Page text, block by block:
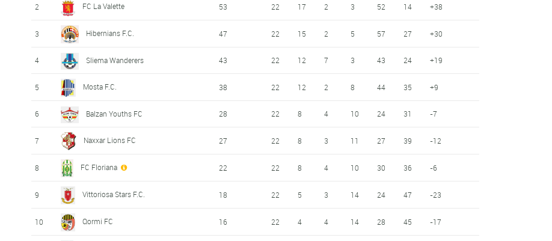
2 FC La Valette 53 22 17 2 3 52 14 +38
3 Hibernians F.C. 47 22 15 2 5 57 27 +30
4 Sliema Wanderers 43 22 12 7 3 43 24 +19
5 Mosta F.C. 38 22 12 2 8 44 35 +9
6 Balzan Youths FC 28 22 8 4 10 24 31 -7
7 Naxxar Lions FC 27 22 8 3 11 27 39 -12
8 FC Floriana 22 22 8 4 10 30 36 -6
9 Vittoriosa Stars F.C. 18 22 5 3 14 24 47 -23
10 Qormi FC 16 22 4 4 14 28 45 -17